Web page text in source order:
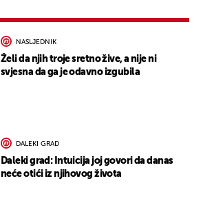
NASLJEDNIK
Želi da njih troje sretno žive, a nije ni
svjesna da ga je odavno izgubila
DALEKI GRAD
Daleki grad: Intuicija joj govori da danas
neće otići iz njihovog života